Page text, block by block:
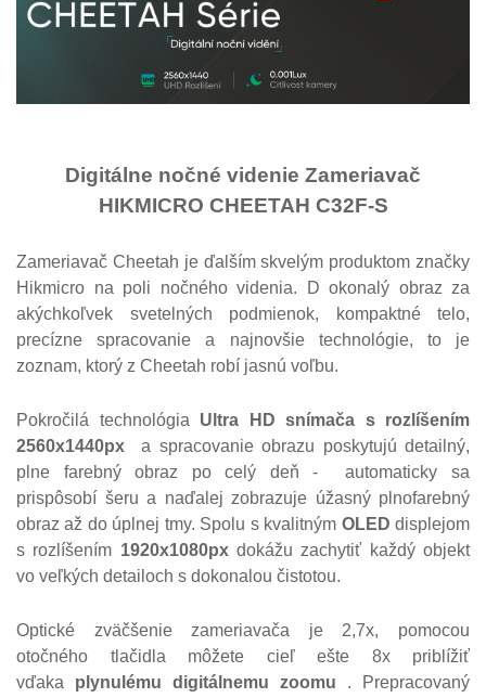
Digitálne nočné videnie Zameriavač
HIKMICRO CHEETAH C32F-S
Zameriavač Cheetah je ďalším skvelým produktom značky
Hikmicro na poli nočného videnia.
D okonalý obraz za
akýchkoľvek svetelných podmienok, kompaktné telo,
precízne spracovanie a najnovšie technológie, to je
zoznam, ktorý z Cheetah robí jasnú voľbu.
Pokročilá technológia Ultra HD snímača s rozlíšením
2560x1440px
a spracovanie obrazu poskytujú detailný,
plne farebný obraz po celý deň -
automaticky sa
prispôsobí šeru a naďalej zobrazuje úžasný plnofarebný
obraz až do úplnej tmy. Spolu s kvalitným OLED displejom
s rozlíšením 1920x1080pxdokážu zachytiť každý objekt
vo veľkých detailoch s dokonalou čistotou.
Optické zväčšenie zameriavača je 2,7x, pomocou
otočného tlačidla môžete cieľ ešte 8x priblížiť
vďaka plynulému digitálnemu zoomu .
Prepracovaný